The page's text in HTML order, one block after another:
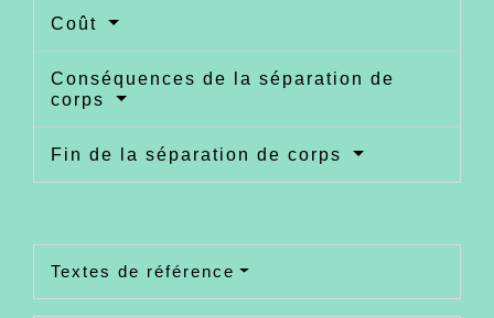
Coût
Conséquences de la séparation de
corps
Fin de la séparation de corps
Textes de référence